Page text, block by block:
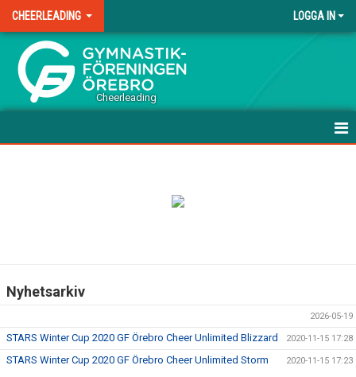
CHEERLEADING LOGGA IN
.
Cheerleading
TRÄNINGSAVGIFTER
LAGFÖRÄLDER
ANMÄL DIG HÄR!
Nyhetsarkiv
2026-05-19
STARS Winter Cup 2020 GF Örebro Cheer Unlimited Blizzard 2020-11-15 17:28
STARS Winter Cup 2020 GF Örebro Cheer Unlimited Storm 2020-11-15 17:23